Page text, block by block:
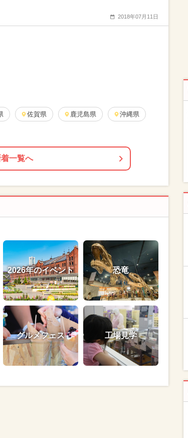
2018年07月11日
佐賀県 鹿児島県 沖縄県
一覧へ
2026年のイベント 恐竜
グルメフェス 工場見学